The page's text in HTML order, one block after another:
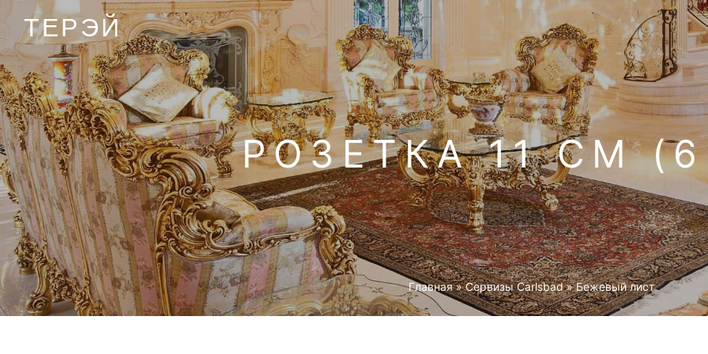
ТЕРЭЙ
РОЗЕТКА 11 СМ
Главная »Cервизы Carlsbad »Бежевый лист